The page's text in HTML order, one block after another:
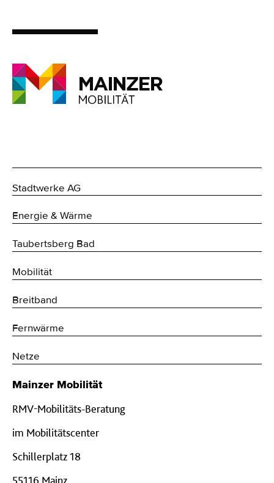
Stadtwerke AG
Energie & Wärme
Taubertsberg Bad
Mobilität
Breitband
Fernwärme
Netze
Mainzer Mobilität
RMV-Mobilitäts-Beratung
im Mobilitätscenter
Schillerplatz 18
55116 Mainz